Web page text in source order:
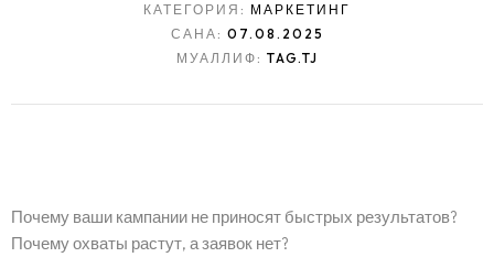
КАТЕГОРИЯ: МАРКЕТИНГ
САНА: 07.08.2025
МУАЛЛИФ: TAG.TJ
Почему ваши кампании не приносят быстрых результатов?
Почему охваты растут, а заявок нет?